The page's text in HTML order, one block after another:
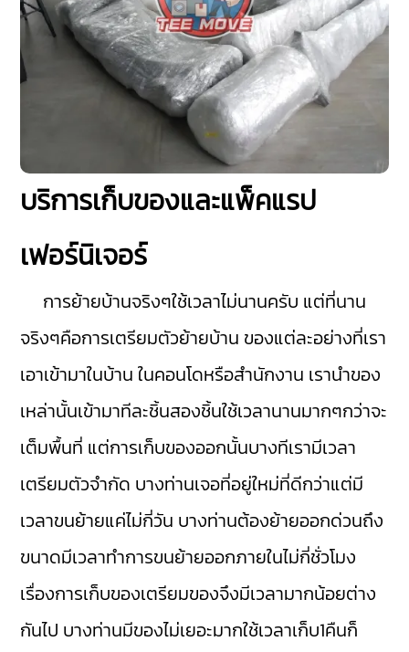
บริการเก็บของและแพ็คแรป
เฟอร์นิเจอร์
การย้ายบ้านจริงๆใช้เวลาไม่นานครับ แต่ที่นาน
จริงๆคือการเตรียมตัวย้ายบ้าน ของแต่ละอย่างที่เรา
เอาเข้ามาในบ้าน ในคอนโดหรือสำนักงาน เรานำของ
เหล่านั้นเข้ามาทีละชิ้นสองชิ้นใช้เวลานานมากๆกว่าจะ
เต็มพื้นที่ แต่การเก็บของออกนั้นบางทีเรามีเวลา
เตรียมตัวจำกัด บางท่านเจอที่อยู่ใหม่ที่ดีกว่าแต่มี
เวลาขนย้ายแค่ไม่กี่วัน บางท่านต้องย้ายออกด่วนถึง
ขนาดมีเวลาทำการขนย้ายออกภายในไม่กี่ชั่วโมง
เรื่องการเก็บของเตรียมของจึงมีเวลามากน้อยต่าง
กันไป บางท่านมีของไม่เยอะมากใช้เวลาเก็บ1คืนก็